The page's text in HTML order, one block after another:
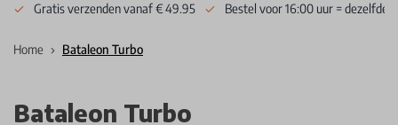
Gratis verzenden vanaf € 49.95 Bestel voor 16:00 uur = dezelfde
Home Bataleon Turbo
Bataleon Turbo